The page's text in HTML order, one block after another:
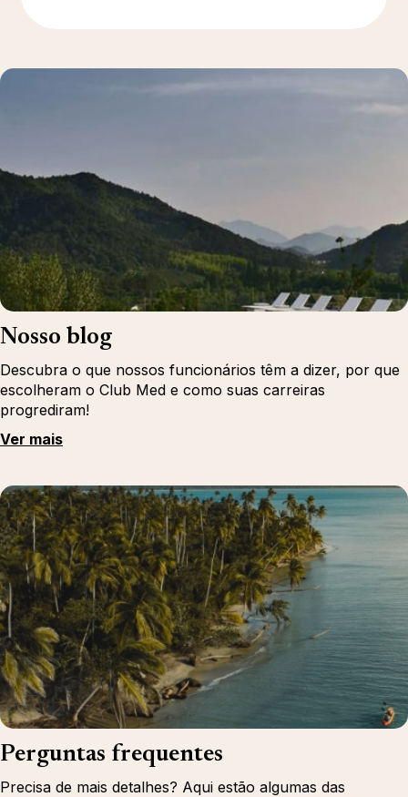
Nosso blog
Descubra o que nossos funcionários têm a dizer, por que
escolheram o Club Med e como suas carreiras
progrediram!
Ver mais
Perguntas frequentes
Precisa de mais detalhes? Aqui estão algumas das